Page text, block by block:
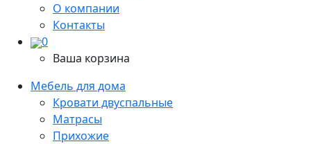
О компании
Контакты
0
Ваша корзина
Мебель для дома
Кровати двуспальные
Матрасы
Прихожие